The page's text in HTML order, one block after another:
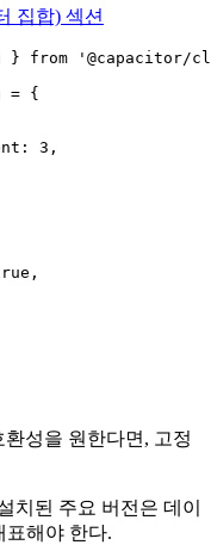
집합) 섹션
} from
'@capacitor/
= {
3 ,
,
성을 원한다면, 고정
치된 주요 버전은 데이
표해야 한다.